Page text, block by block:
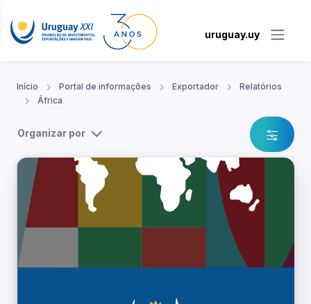
uruguay.uy
Início Portal de informações Exportador
Relatórios
África
Organizar por